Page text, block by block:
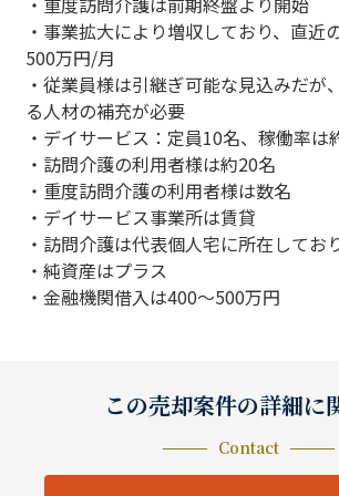
・事業拡大により増収しており、直近
500万円/月
・従業員様は引継ぎ可能な見込みだが
る人材の補充が必要
・デイサービス：定員10名、稼働率は
・訪問介護の利用者様は約20名
・重度訪問介護の利用者様は数名
・デイサービス事業所は賃貸
・訪問介護は代表個人宅に所在してお
・純資産はプラス
・金融機関借入は400～500万円
この売却案件の詳細に
Contact